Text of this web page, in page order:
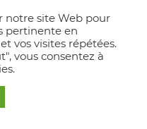
notre site Web pour
pertinente en
vos visites répétées.
vous consentez à